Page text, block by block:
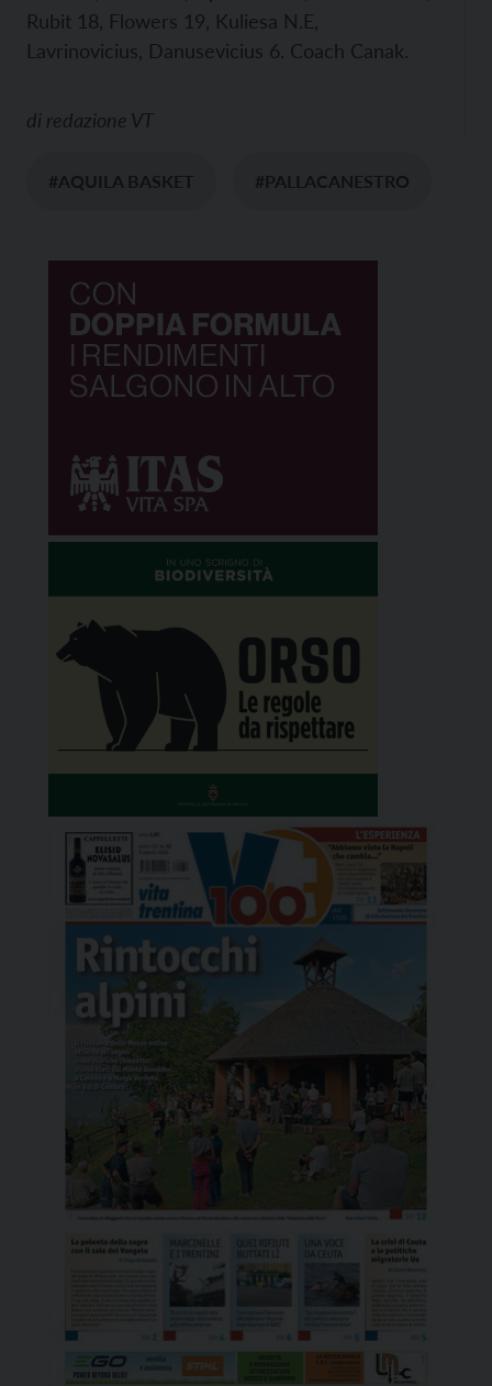
Rubit 18, Flowers 19, Kuliesa N.E,
Lavrinovicius, Danusevicius 6. Coach Canak.
di redazione VT
#AQUILA BASKET #PALLACANESTRO